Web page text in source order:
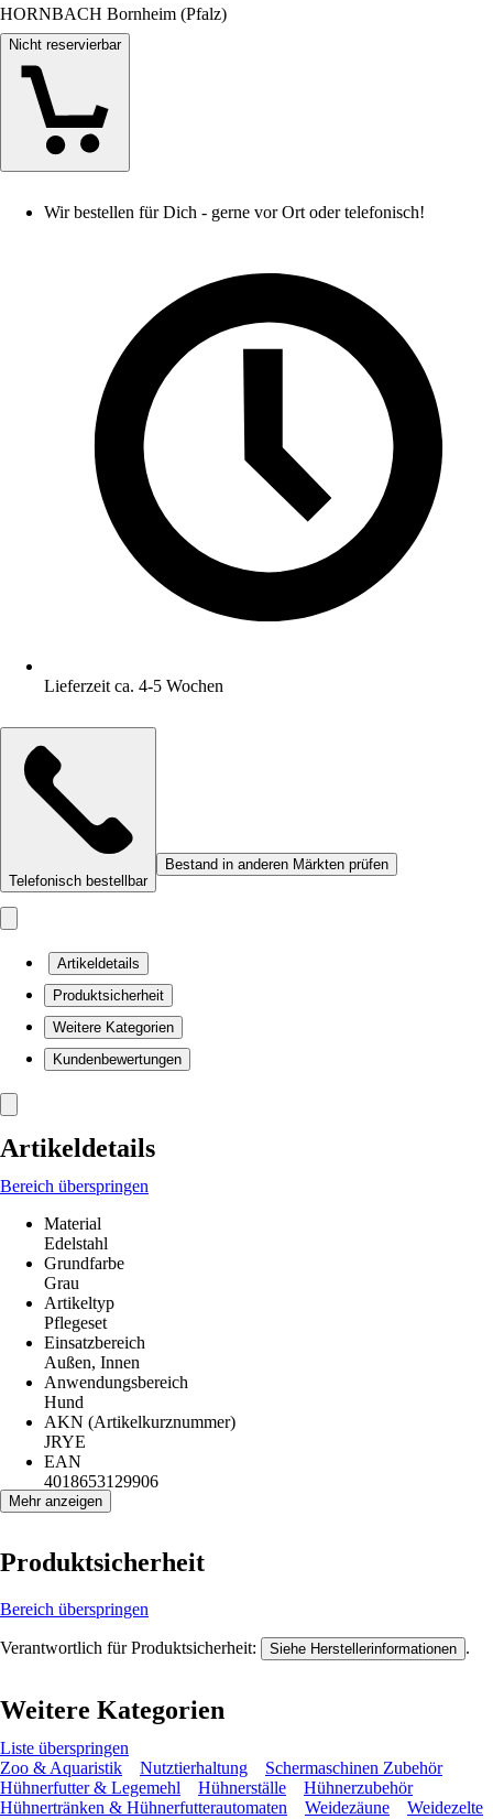
HORNBACH Bornheim (Pfalz)
Nicht reservierbar
Wir bestellen für Dich - gerne vor Ort oder telefonisch!
Lieferzeit ca. 4-5 Wochen
Telefonisch bestellbar
Bestand in anderen Märkten prüfen
Artikeldetails
Produktsicherheit
Weitere Kategorien
Kundenbewertungen
Artikeldetails
Bereich überspringen
Material
Edelstahl
Grundfarbe
Grau
Artikeltyp
Pflegeset
Einsatzbereich
Außen, Innen
Anwendungsbereich
Hund
AKN (Artikelkurznummer)
JRYE
EAN
4018653129906
Mehr anzeigen
Produktsicherheit
Bereich überspringen
Verantwortlich für Produktsicherheit: Siehe Herstellerinformationen .
Weitere Kategorien
Liste überspringen
Zoo & Aquaristik
Nutztierhaltung
Schermaschinen Zubehör
Hühnerfutter & Legemehl
Hühnerställe
Hühnerzubehör
Hühnertränken & Hühnerfutterautomaten
Weidezäune
Weidezelte